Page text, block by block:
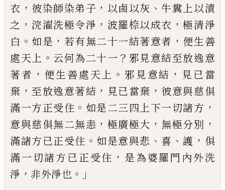
衣 ， 彼染師染弟子 ， 以鹵以灰 、牛糞 上以漬
之 ，浣濯洗極令淨 ， 波羅㮈以成衣 ，極清淨
白 。 如是 ， 若有無二十一結著意者 ， 便生善
處天上 。 云何為二十一 ？ 邪見意結至放逸意
著者 ， 便生善處天上 。 邪見意結 ， 見已當
棄 ， 至放逸意著結 ， 見已當棄 ， 彼意與慈俱
滿一方正受住 。 如是二三四上下一切諸方 ，
意與慈俱無二無恚 ， 極廣極大 ， 無極分別 ，
滿諸方已正受住 。 如是意與悲 、 喜 、 護 ， 俱
滿一切諸方已正受住 ， 是為婆羅門內外洗
淨 ， 非外淨也 。」